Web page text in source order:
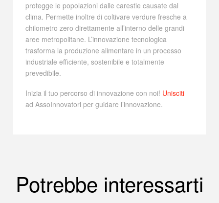
protegge le popolazioni dalle carestie causate dal
clima. Permette inoltre di coltivare verdure fresche a
chilometro zero direttamente all’interno delle grandi
aree metropolitane. L’innovazione tecnologica
trasforma la produzione alimentare in un processo
industriale efficiente, sostenibile e totalmente
prevedibile.
Inizia il tuo percorso di innovazione con noi! Unisciti
ad AssoInnovatori per guidare l’innovazione.
Potrebbe interessarti